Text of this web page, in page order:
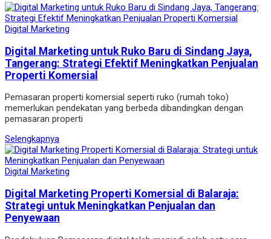
Digital Marketing
Digital Marketing untuk Ruko Baru di Sindang Jaya,
Tangerang: Strategi Efektif Meningkatkan Penjualan
Properti Komersial
Pemasaran properti komersial seperti ruko (rumah toko)
memerlukan pendekatan yang berbeda dibandingkan dengan
pemasaran properti
Selengkapnya
Digital Marketing
Digital Marketing Properti Komersial di Balaraja:
Strategi untuk Meningkatkan Penjualan dan
Penyewaan